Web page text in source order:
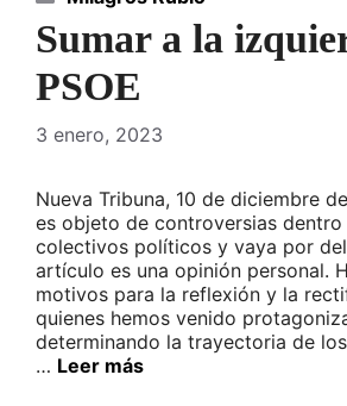
Sumar a la
PSOE
3 enero, 2023
Nueva Tribuna, 10 de diciembre
es objeto de controversias
colectivos políticos y vaya por
artículo es una opinión personal.
motivos para la reflexión y la
quienes hemos venido
determinando la trayectoria de
… Leer más